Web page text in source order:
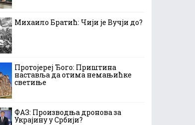
Михаило Братић: Чији је Вучји до?
Протојереј Ђого: Приштина
наставља да отима немањићке
светиње
ФАЗ: Производња дронова за
Украјину у Србији?